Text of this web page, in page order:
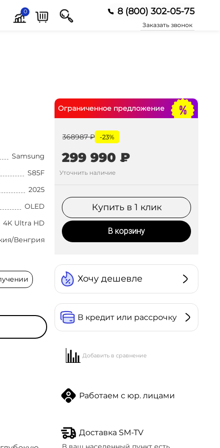
0 8 (800) 302-05-75
Заказать звонок
Samsung
S85F
2025
OLED
4K Ultra HD
Венгрия
368987 ₽ -23%
299 990 ₽
Уточнить наличие
Купить в 1 клик
В корзину
Хочу дешевле
В кредит или рассрочку
Добавить в сравнение
Работаем с юр. лицами
Доставка SM-TV
Ограниченное предложение